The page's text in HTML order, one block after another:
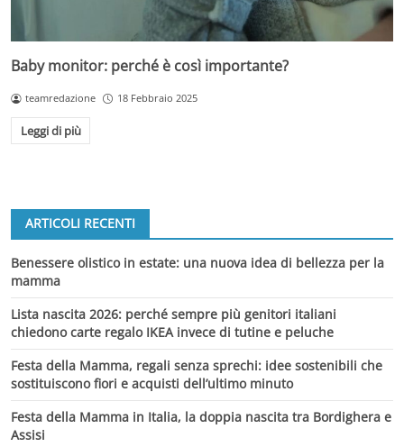
Baby monitor: perché è così importante?
teamredazione 18 Febbraio 2025
Leggi di più
ARTICOLI RECENTI
Benessere olistico in estate: una nuova idea di bellezza per la
mamma
Lista nascita 2026: perché sempre più genitori italiani
chiedono carte regalo IKEA invece di tutine e peluche
Festa della Mamma, regali senza sprechi: idee sostenibili che
sostituiscono fiori e acquisti dell’ultimo minuto
Festa della Mamma in Italia, la doppia nascita tra Bordighera e
Assisi